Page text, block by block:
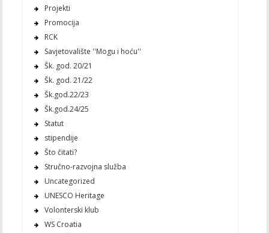
Projekti
Promocija
RCK
Savjetovalište ''Mogu i hoću''
Šk. god. 20/21
Šk. god. 21/22
Šk.god.22/23
Šk.god.24/25
Statut
stipendije
Što čitati?
Stručno-razvojna služba
Uncategorized
UNESCO Heritage
Volonterski klub
WS Croatia